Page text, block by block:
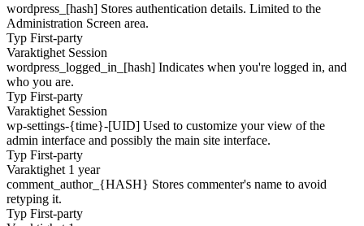
wordpress_[hash] Stores authentication details. Limited to the
Administration Screen area.
Typ First-party
Varaktighet Session
wordpress_logged_in_[hash] Indicates when you're logged in, and
who you are.
Typ First-party
Varaktighet Session
wp-settings-{time}-[UID] Used to customize your view of the
admin interface and possibly the main site interface.
Typ First-party
Varaktighet 1 year
comment_author_{HASH} Stores commenter's name to avoid
retyping it.
Typ First-party